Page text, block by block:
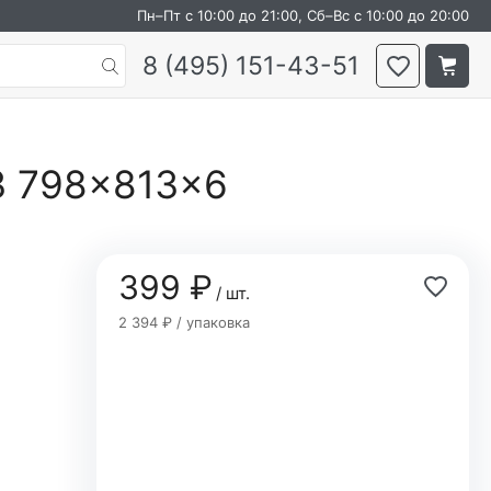
Пн–Пт с 10:00 до 21:00, Сб–Вс с 10:00 до 20:00
8 (495) 151-43-51
798×813×6
399 ₽/ шт.
2 394 ₽ / упаковка